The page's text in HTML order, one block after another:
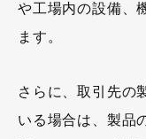
や工場内の設備、
ます。
さらに、取引先の
いる場合は、製品